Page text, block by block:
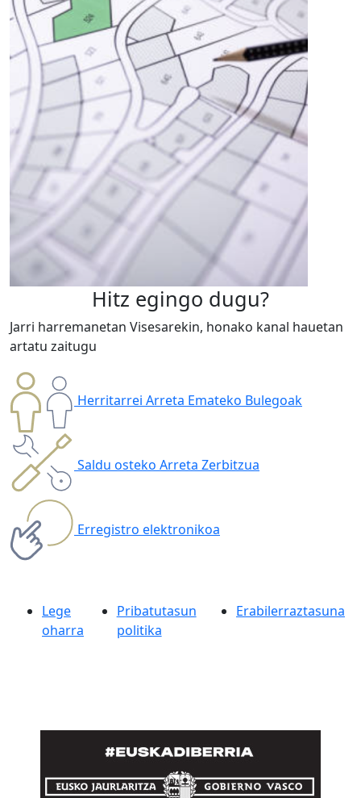
Hitz egingo dugu?
Jarri harremanetan Visesarekin, honako kanal hauetan
artatu zaitugu
Herritarrei Arreta Emateko Bulegoak
Saldu osteko Arreta Zerbitzua
Erregistro elektronikoa
Lege
oharra
Pribatutasun
politika
Erabilerraztasuna